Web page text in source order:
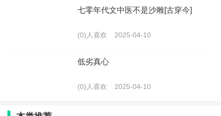
七零年代文中医不是沙雕[古穿今]
(0)人喜欢 2025-04-10
低劣真心
(0)人喜欢 2025-04-10